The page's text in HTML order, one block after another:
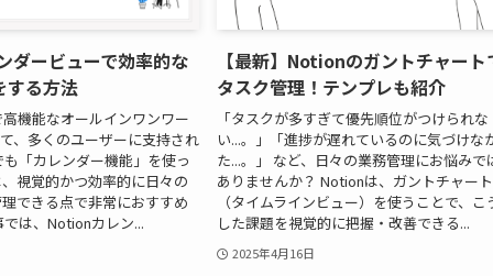
ダービューで効率的な
する方法
機能なオールインワンワー
、多くのユーザーに支持され
「カレンダー機能」を使っ
視覚的かつ効率的に日々の
できる点で非常におすすめ
は、Notionカレン...
【最新】Notionのガントチャート
タスク管理！テンプレも紹介
「タスクが多すぎて優先順位がつけられな
い...。」「進捗が遅れているのに気づけな
た...。」 など、日々の業務管理にお悩みで
ありませんか？ Notionは、ガントチャート
（タイムラインビュー）を使うことで、こ
した課題を視覚的に把握・改善できる...
2025年4月16日